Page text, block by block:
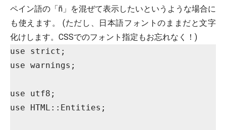
ペイン語の「ñ」を混ぜて表示したいというような場合に
も使えます。 (ただし、日本語フォントのままだと文字
化けします。CSSでのフォント指定もお忘れなく！)
use strict;
use warnings;
use utf8;
use HTML::Entities;